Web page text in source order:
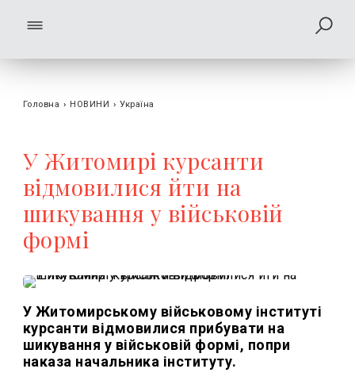
Головна › НОВИНИ › Україна
У Житомирі курсанти
відмовилися йти на
шикування у військовій
формі
У Житомирському військовому інституті
курсанти відмовилися прибувати на
шикування у військовій формі, попри
наказа начальника інституту.